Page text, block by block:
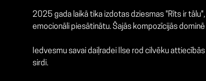
2025 gada laikā tika izdotas dziesmas "Rīts ir
emocionāli piesātinātu. Šajās kompozīcijās
Iedvesmu savai daiļradei Ilse rod cilvēku
sirdi.